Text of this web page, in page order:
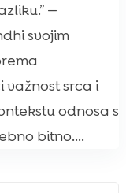
—
svojim
srca i
odnosa s
bitno....